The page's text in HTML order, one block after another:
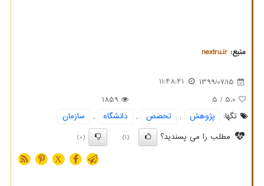
منبع: nextru.ir
1399/07/15
11:48:41
5.0
/ 5
1859
تگها:
پژوهش , تخصص , دانشگاه ,
سازمان
مطلب را می پسندید؟
(1)
(0)
X